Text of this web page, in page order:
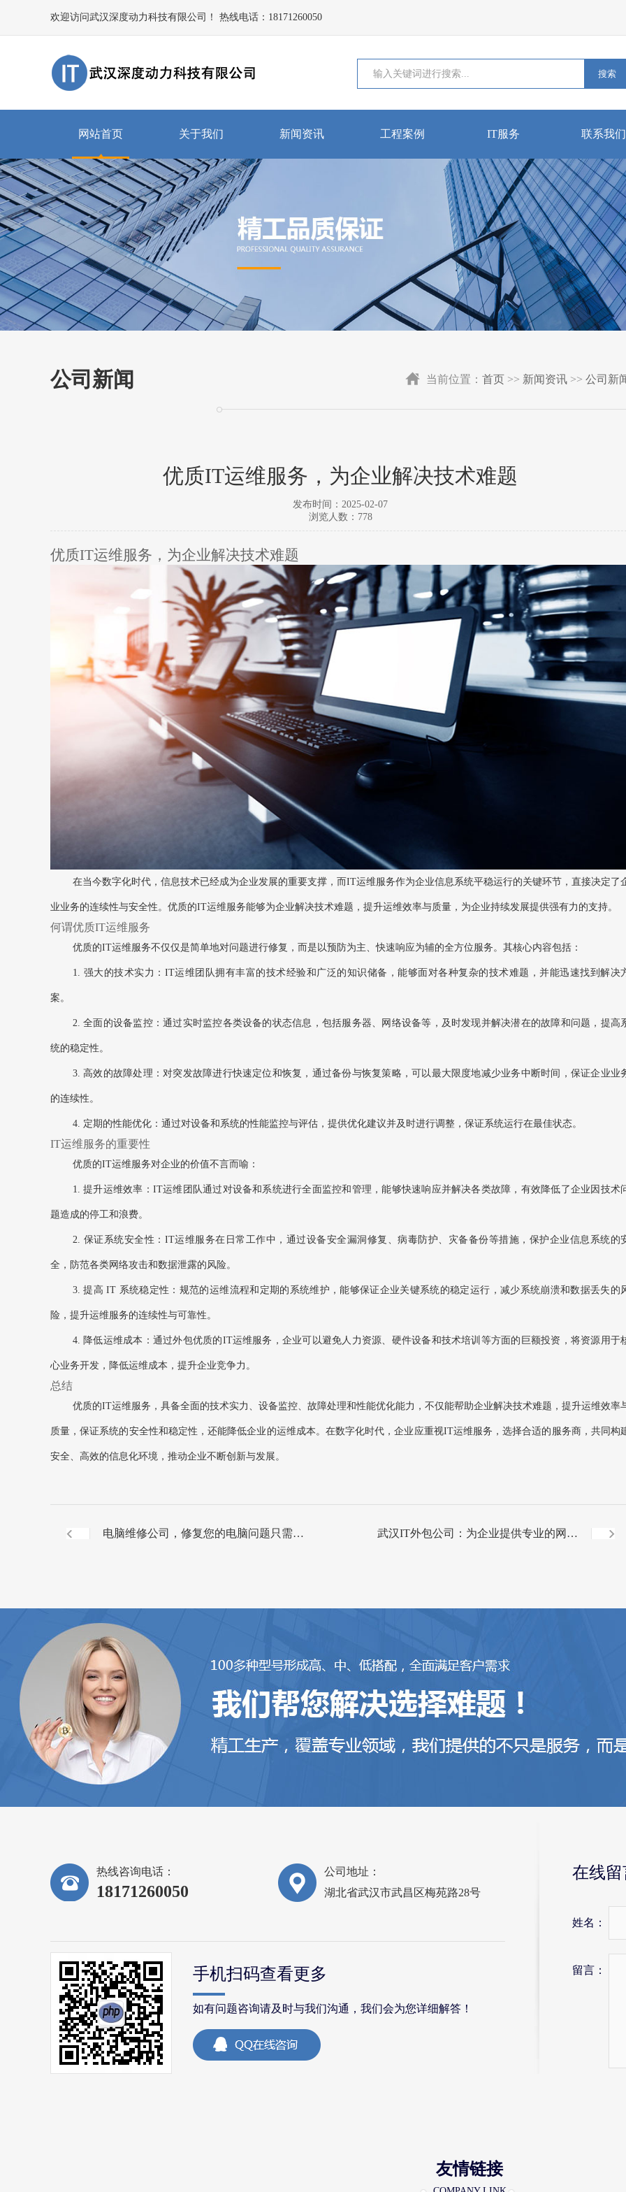
欢迎访问武汉深度动力科技有限公司！ 热线电话：18171260050
搜索
网站首页 关于我们 新闻资讯 工程案例 IT服务 联系我们
公司新闻 当前位置： 首页 >> 新闻资讯 >> 公司新
优质IT运维服务，为企业解决技术难题
发布时间：2025-02-07
浏览人数：778
优质IT运维服务，为企业解决技术难题
在当今数字化时代，信息技术已经成为企业发展的重要支撑，而IT运维服务作为企业信息系统平稳运行的关键环节，直接决定了
业业务的连续性与安全性。优质的IT运维服务能够为企业解决技术难题，提升运维效率与质量，为企业持续发展提供强有力的支持。
何谓优质IT运维服务
优质的IT运维服务不仅仅是简单地对问题进行修复，而是以预防为主、快速响应为辅的全方位服务。其核心内容包括：
1. 强大的技术实力：IT运维团队拥有丰富的技术经验和广泛的知识储备，能够面对各种复杂的技术难题，并能迅速找到解决
案。
2. 全面的设备监控：通过实时监控各类设备的状态信息，包括服务器、网络设备等，及时发现并解决潜在的故障和问题，提高
统的稳定性。
3. 高效的故障处理：对突发故障进行快速定位和恢复，通过备份与恢复策略，可以最大限度地减少业务中断时间，保证企业业
的连续性。
4. 定期的性能优化：通过对设备和系统的性能监控与评估，提供优化建议并及时进行调整，保证系统运行在最佳状态。
IT运维服务的重要性
优质的IT运维服务对企业的价值不言而喻：
1. 提升运维效率：IT运维团队通过对设备和系统进行全面监控和管理，能够快速响应并解决各类故障，有效降低了企业因技术
题造成的停工和浪费。
2. 保证系统安全性：IT运维服务在日常工作中，通过设备安全漏洞修复、病毒防护、灾备备份等措施，保护企业信息系统的
全，防范各类网络攻击和数据泄露的风险。
3. 提高 IT 系统稳定性：规范的运维流程和定期的系统维护，能够保证企业关键系统的稳定运行，减少系统崩溃和数据丢失的
险，提升运维服务的连续性与可靠性。
4. 降低运维成本：通过外包优质的IT运维服务，企业可以避免人力资源、硬件设备和技术培训等方面的巨额投资，将资源用于
心业务开发，降低运维成本，提升企业竞争力。
总结
优质的IT运维服务，具备全面的技术实力、设备监控、故障处理和性能优化能力，不仅能帮助企业解决技术难题，提升运维效率
质量，保证系统的安全性和稳定性，还能降低企业的运维成本。在数字化时代，企业应重视IT运维服务，选择合适的服务商，共同构
安全、高效的信息化环境，推动企业不断创新与发展。
电脑维修公司，修复您的电脑问题只需一 武汉IT外包公司：为企业提供专业的网络
热线咨询电话：
18171260050
公司地址：
湖北省武汉市武昌区梅苑路28号
手机扫码查看更多
如有问题咨询请及时与我们沟通，我们会为您详细解答！
在线留
姓名：
留言：
友情链接